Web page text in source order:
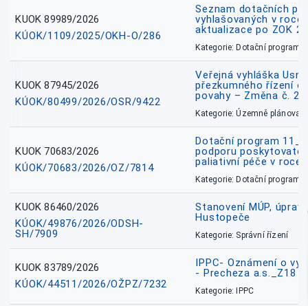
KUOK 89989/2026
KÚOK/1109/2025/OKH-O/286
Seznam dotačních
vyhlašovaných v roce
aktualizace po ZOK
Kategorie: Dotační
KUOK 87945/2026
KÚOK/80499/2026/OSR/9422
Veřejná vyhláška
přezkumného řízení
povahy – Změna č. 2
Kategorie: Územně
KUOK 70683/2026
KÚOK/70683/2026/OZ/7814
Dotační program
podporu
paliativní péče v roce
Kategorie: Dotační
KUOK 86460/2026
KÚOK/49876/2026/ODSH-
SH/7909
Stanovení MÚP,
Hustopeče
Kategorie: Správní řízení
KUOK 83789/2026
KÚOK/44511/2026/OŽPZ/7232
IPPC- Oznámení o
- Precheza a.s._Z18
Kategorie: IPPC